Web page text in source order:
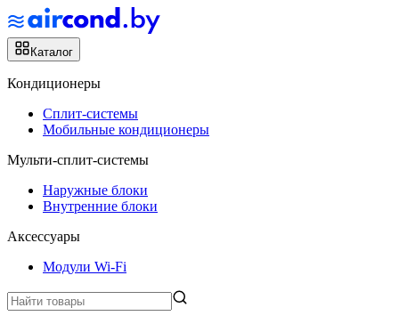
Каталог
Кондиционеры
Сплит-системы
Мобильные кондиционеры
Мульти-сплит-системы
Наружные блоки
Внутренние блоки
Аксессуары
Модули Wi-Fi